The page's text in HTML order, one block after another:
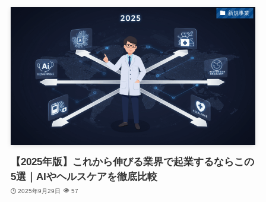
新規事業
【2025年版】これから伸びる業界で起業するならこの
5選｜AIやヘルスケアを徹底比較
2025年9月29日 57